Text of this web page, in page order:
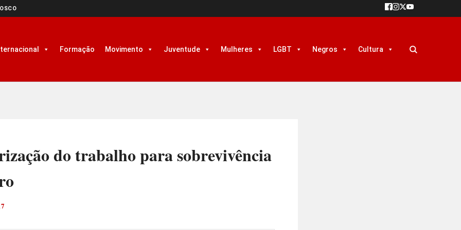
Formação Movimento Juventude Mulheres LGBT Negros Cultura
do trabalho para sobrevivência